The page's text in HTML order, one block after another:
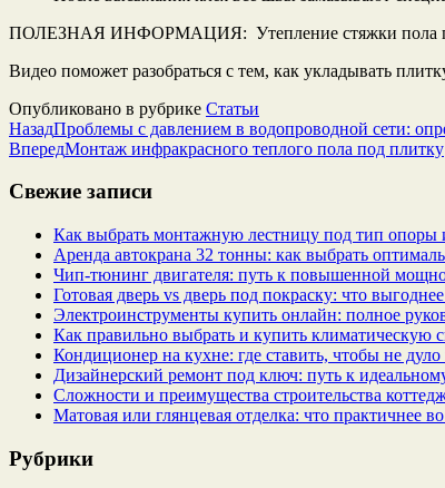
ПОЛЕЗНАЯ ИНФОРМАЦИЯ: Утепление стяжки пола
Видео поможет разобраться с тем, как укладывать
Опубликовано в рубрике Статьи
НазадПроблемы с давлением в водопроводной сети:
ВпередМонтаж инфракрасного теплого пола под плитку
Свежие записи
Как выбрать монтажную лестницу под тип опоры
Аренда автокрана 32 тонны: как выбрать
Чип‑тюнинг двигателя: путь к повышенной
Готовая дверь vs дверь под покраску: что
Электроинструменты купить онлайн: полное
Как правильно выбрать и купить климатическую
Кондиционер на кухне: где ставить, чтобы не
Дизайнерский ремонт под ключ: путь к
Сложности и преимущества строительства
Матовая или глянцевая отделка: что практичнее
Рубрики